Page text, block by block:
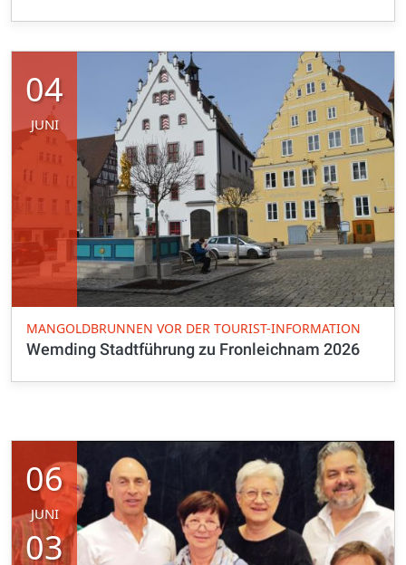
04
JUNI
MANGOLDBRUNNEN VOR DER TOURIST-INFORMATION
Wemding Stadtführung zu Fronleichnam 2026
06
JUNI
03